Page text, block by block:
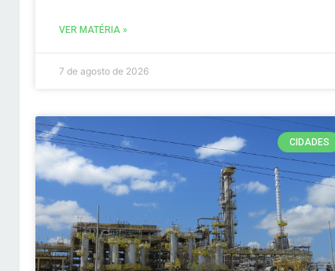
VER MATÉRIA »
7 de agosto de 2026
CIDADES